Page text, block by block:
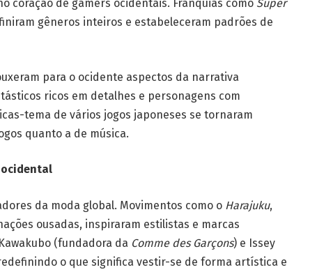
coração de gamers ocidentais. Franquias como Super
gêneros inteiros e estabeleceram padrões de
para o ocidente aspectos da narrativa
ricos em detalhes e personagens com
tema de vários jogos japoneses se tornaram
quanto a de música.
ocidental
da moda global. Movimentos como o Harajuku,
ousadas, inspiraram estilistas e marcas
(fundadora da Comme des Garçons) e Issey
o que significa vestir-se de forma artística e